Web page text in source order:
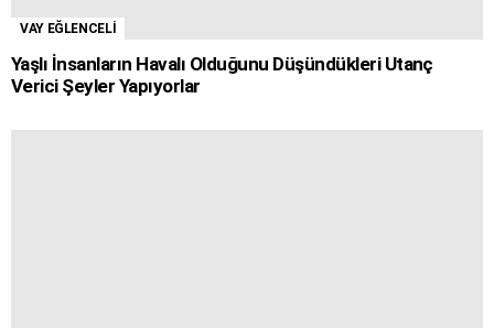
VAY EĞLENCELİ
Yaşlı İnsanların Havalı Olduğunu Düşündükleri Utanç
Verici Şeyler Yapıyorlar